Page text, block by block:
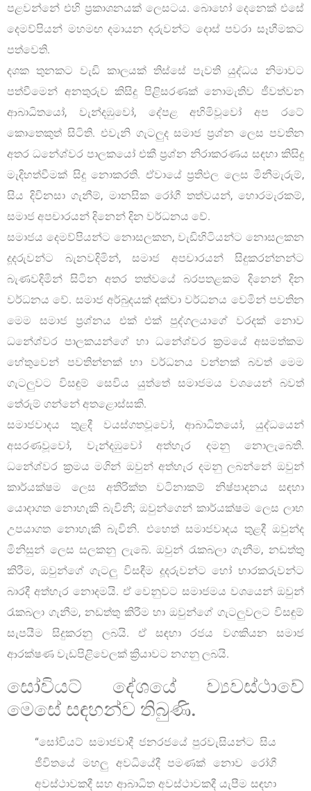
පළවන්නේ එහි ප්‍රකාශනයක් ලෙසටය. බොහෝ දෙනෙක් එසේ
දෙමව්පියන් මහමඟ දමායන දරුවන්ට දොස් පවරා සෑහීමකට
පත්වෙති.
දශක තුනකට වැඩි කාලයක් තිස්සේ පැවති යුද්ධය නිමාවට
පත්වීමෙන් අනතුරුව කිසිදු පිළිසරණක් නොමැතිව ජීවත්වන
ආබාධිතයෝ, වැන්දඹුවෝ, දේපළ අහිමිවූවෝ අප රටේ
කොතෙකුත් සිටිති. එවැනි ගැටලුද සමාජ ප්‍රශ්න ලෙස පවතින
අතර ධනේශ්වර පාලකයෝ එකී ප්‍රශ්න නිරාකරණය සඳහා කිසිදු
මැදිහත්වීමක් සිදු නොකරති. ඒවායේ ප්‍රතිඵල ලෙස මිනීමැරුම්,
සිය දිවිනසා ගැනීම්, මානසික රෝගී තත්වයන්, හොරමැරකම්,
සමාජ අපචාරයන් දිනෙන් දින වර්ධනය වේ.
සමාජය දෙමව්පියන්ට නොසලකන, වැඩිහිටියන්ට නොසලකන
දූදරුවන්ට බැනවදිමින්, සමාජ අපචාරයන් සිදුකරන්නන්ට
බැණවදිමින් සිටින අතර තත්වයේ බරපතළකම දිනෙන් දින
වර්ධනය වේ. සමාජ අර්බුදයක් දක්වා වර්ධනය වෙමින් පවතින
මෙම සමාජ ප්‍රශ්නය එක් එක් පුද්ගලයාගේ වරදක් නොව
ධනේශ්වර පාලකයන්ගේ හා ධනේශ්වර ක්‍රමයේ අසමත්කම
හේතුවෙන් පවතින්නක් හා වර්ධනය වන්නක් බවත් මෙම
ගැටලුවට විසඳුම් සෙවිය යුත්තේ සමාජමය වශයෙන් බවත්
තේරුම් ගන්නේ අතළොස්සකි.
සමාජවාදය තුළදී වයස්ගතවූවෝ, ආබාධිතයෝ, යුද්ධයෙන්
අසරණවූවෝ, වැන්දඹුවෝ අත්හැර දමනු නොලැබෙති.
ධනේශ්වර ක්‍රමය මගින් ඔවුන් අත්හැර දමනු ලබන්නේ ඔවුන්
කාර්යක්ෂම ලෙස අතිරික්ත වටිනාකම් නිෂ්පාදනය සඳහා
යොදාගත නොහැකි බැවිනි; ඔවුන්ගෙන් කාර්යක්ෂම ලෙස ලාභ
උපයාගත නොහැකි බැවිනි. එහෙත් සමාජවාදය තුළදී ඔවුන්ද
මිනිසුන් ලෙස සලකනු ලැබේ. ඔවුන් රැකබලා ගැනීම, නඩත්තු
කිරීම, ඔවුන්ගේ ගැටලු විසඳීම දූදරුවන්ට හෝ භාරකරුවන්ට
බාරදී අත්හැර නොදමයි. ඒ වෙනුවට සමාජමය වශයෙන් ඔවුන්
රැකබලා ගැනීම, නඩත්තු කිරීම හා ඔවුන්ගේ ගැටලුවලට විසඳුම්
සැපයීම සිදුකරනු ලබයි. ඒ සඳහා රජය වගකියන සමාජ
ආරක්ෂණ වැඩපිළිවෙලක් ක්‍රියාවට නගනු ලබයි.
සෝවියට් දේශයේ ව්‍යවස්ථාවේ
මෙසේ සඳහන්ව තිබුණි.
“සෝවියට් සමාජවාදී ජනරජයේ පුරවැසියන්ට සිය
ජීවිතයේ මහලු අවධියේදී පමණක් නොව රෝගී
අවස්ථාවකදී සහ ආබාධිත අවස්ථාවකදී යැපීම සඳහා